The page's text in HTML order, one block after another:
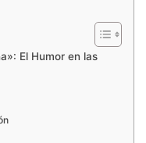
El Humor en las